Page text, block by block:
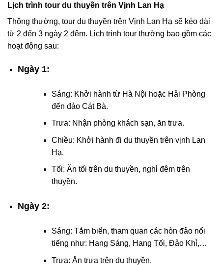
Lịch trình tour du thuyền trên Vịnh Lan Hạ
Thông thường, tour du thuyền trên Vịnh Lan Hạ sẽ kéo dài
từ 2 đến 3 ngày 2 đêm. Lịch trình tour thường bao gồm các
hoạt động sau:
Ngày 1:
Sáng: Khởi hành từ Hà Nội hoặc Hải Phòng
đến đảo Cát Bà.
Trưa: Nhận phòng khách sạn, ăn trưa.
Chiều: Khởi hành đi du thuyền trên vịnh Lan
Hạ.
Tối: Ăn tối trên du thuyền, nghỉ đêm trên
thuyền.
Ngày 2:
Sáng: Tắm biển, tham quan các hòn đảo nổi
tiếng như: Hang Sáng, Hang Tối, Đảo Khỉ,…
Trưa: Ăn trưa trên du thuyền.